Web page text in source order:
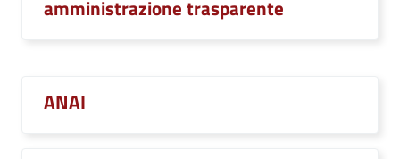
amministrazione trasparente
ANAI